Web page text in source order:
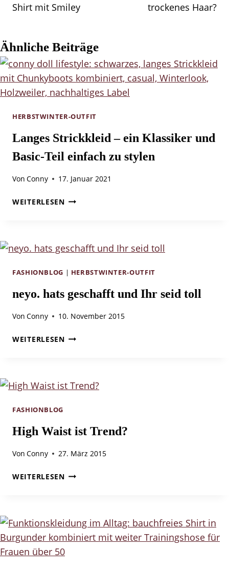
Shirt mit Smiley
trockenes Haar?
Ähnliche Beiträge
HERBSTWINTER-OUTFIT
Langes Strickkleid – ein Klassiker und
Basic-Teil einfach zu stylen
Von Conny 17. Januar 2021
WEITERLESENLANGES
KLASSIKER
BASIC-
EINFACH
STYLEN
FASHIONBLOG | HERBSTWINTER-OUTFIT
neyo. hats geschafft und Ihr seid toll
Von Conny 10. November 2015
WEITERLESENNEYO.
IHR
FASHIONBLOG
High Waist ist Trend?
Von Conny 27. März 2015
WEITERLESENHIGH